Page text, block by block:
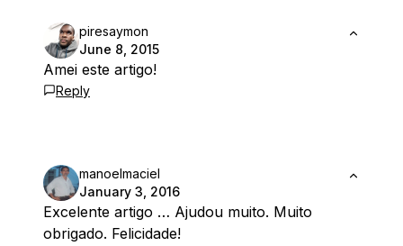
piresaymon
June 8, 2015
Amei este artigo!
Reply
manoelmaciel
January 3, 2016
Excelente artigo … Ajudou muito. Muito
obrigado. Felicidade!